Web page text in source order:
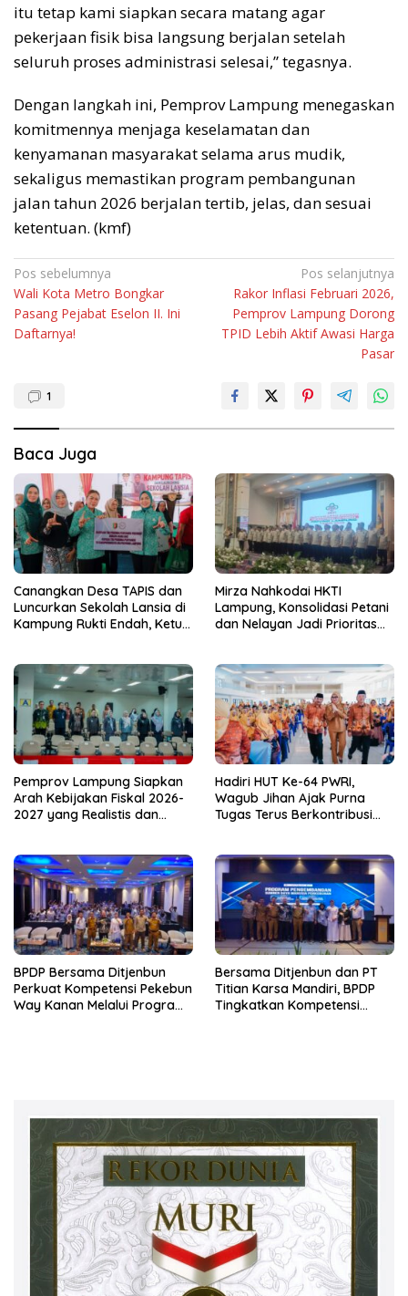
itu tetap kami siapkan secara matang agar
pekerjaan fisik bisa langsung berjalan setelah
seluruh proses administrasi selesai,” tegasnya.
Dengan langkah ini, Pemprov Lampung menegaskan
komitmennya menjaga keselamatan dan
kenyamanan masyarakat selama arus mudik,
sekaligus memastikan program pembangunan
jalan tahun 2026 berjalan tertib, jelas, dan sesuai
ketentuan. (kmf)
Navigasi
pos
Pos sebelumnya
Wali Kota Metro Bongkar
Pasang Pejabat Eselon II. Ini
Daftarnya!
Pos selanjutnya
Rakor Inflasi Februari 2026,
Pemprov Lampung Dorong
TPID Lebih Aktif Awasi Harga
Pasar
1
Baca Juga
Canangkan Desa TAPIS dan
Luncurkan Sekolah Lansia di
Kampung Rukti Endah, Ketua
dari Desa
Mirza Nahkodai HKTI
Lampung, Konsolidasi Petani
dan Nelayan Jadi Prioritas
Pemprov Lampung Siapkan
Arah Kebijakan Fiskal 2026-
2027 yang Realistis dan
Hadiri HUT Ke-64 PWRI,
Wagub Jihan Ajak Purna
Tugas Terus Berkontribusi
BPDP Bersama Ditjenbun
Perkuat Kompetensi Pekebun
Way Kanan Melalui Program
Bersama Ditjenbun dan PT
Titian Karsa Mandiri, BPDP
Tingkatkan Kompetensi